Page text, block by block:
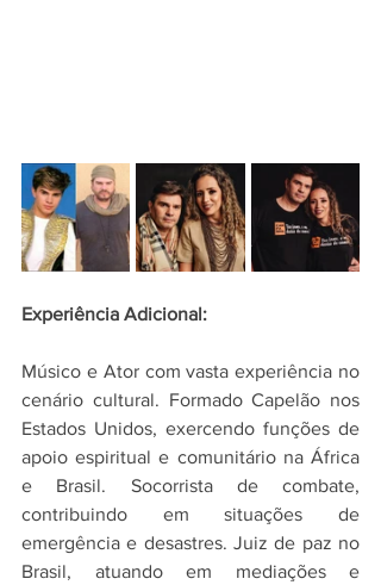
Experiência Adicional:
Músico e Ator com vasta experiência no
cenário cultural. Formado Capelão nos
Estados Unidos, exercendo funções de
apoio espiritual e comunitário na África
e Brasil. Socorrista de combate,
contribuindo em situações de
emergência e desastres. Juiz de paz no
Brasil, atuando em mediações e